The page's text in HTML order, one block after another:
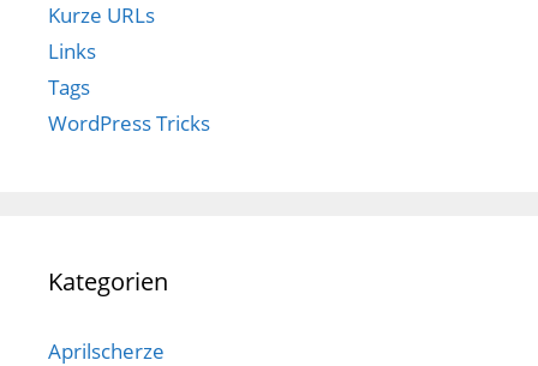
Kurze URLs
Links
Tags
WordPress Tricks
Kategorien
Aprilscherze